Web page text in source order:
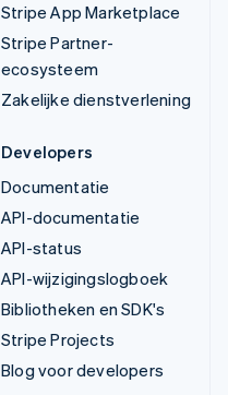
Stripe App Marketplace
Stripe Partner-
ecosysteem
Zakelijke dienstverlening
Developers
Documentatie
API-documentatie
API-status
API-wijzigingslogboek
Bibliotheken en SDK's
Stripe Projects
Blog voor developers